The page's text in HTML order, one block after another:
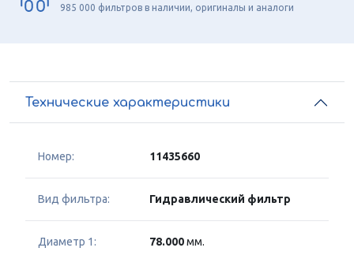
985 000 фильтров в наличии, оригиналы и аналоги
Технические характеристики
Номер: 11435660
Вид фильтра: Гидравлический фильтр
Диаметр 1: 78.000мм.